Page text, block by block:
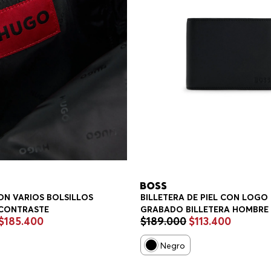
VARIOS BOLSILLOS
185.400
BILLETERA DE PIEL CON LOGO
GRABADO BILLETERA HOMBRE
$189.000 $113.400
Negro